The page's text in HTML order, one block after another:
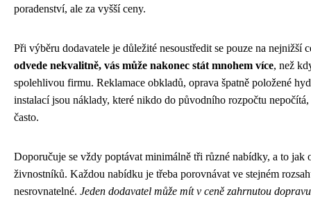
poradenství, ale za vyšší ceny.
Při výběru dodavatele je důležité nesoustředit se pouze na nejnižší
odvede nekvalitně, vás může nakonec stát mnohem více, než
spolehlivou firmu. Reklamace obkladů, oprava špatně položené
instalací jsou náklady, které nikdo do původního rozpočtu
často.
Doporučuje se vždy poptávat minimálně tři různé nabídky, a to jak
živnostníků. Každou nabídku je třeba porovnávat ve stejném
nesrovnatelné. Jeden dodavatel může mít v ceně zahrnutou